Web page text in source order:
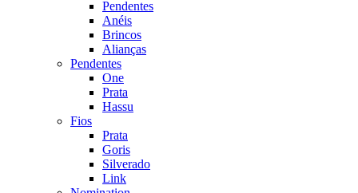
Pendentes
Anéis
Brincos
Alianças
Pendentes
One
Prata
Hassu
Fios
Prata
Goris
Silverado
Link